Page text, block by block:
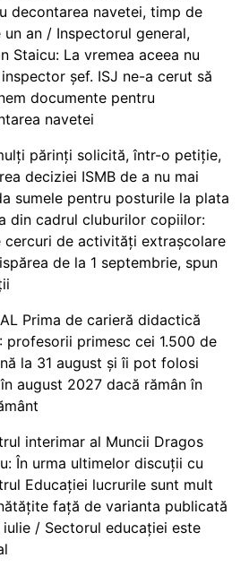
decontarea navetei, timp de
un an / Inspectorul general,
Staicu: La vremea aceea nu
șef. ISJ ne-a cerut să
documente pentru
navetei
părinți solicită, într-o petiție,
deciziei ISMB de a nu mai
sumele pentru posturile la plata
din cadrul cluburilor copiilor:
cercuri de activități extrașcolare
de la 1 septembrie, spun
Prima de carieră didactică
profesorii primesc cei 1.500 de
la 31 august și îi pot folosi
august 2027 dacă rămân în
interimar al Muncii Dragos
În urma ultimelor discuții cu
Educației lucrurile sunt mult
față de varianta publicată
iulie / Sectorul educației este